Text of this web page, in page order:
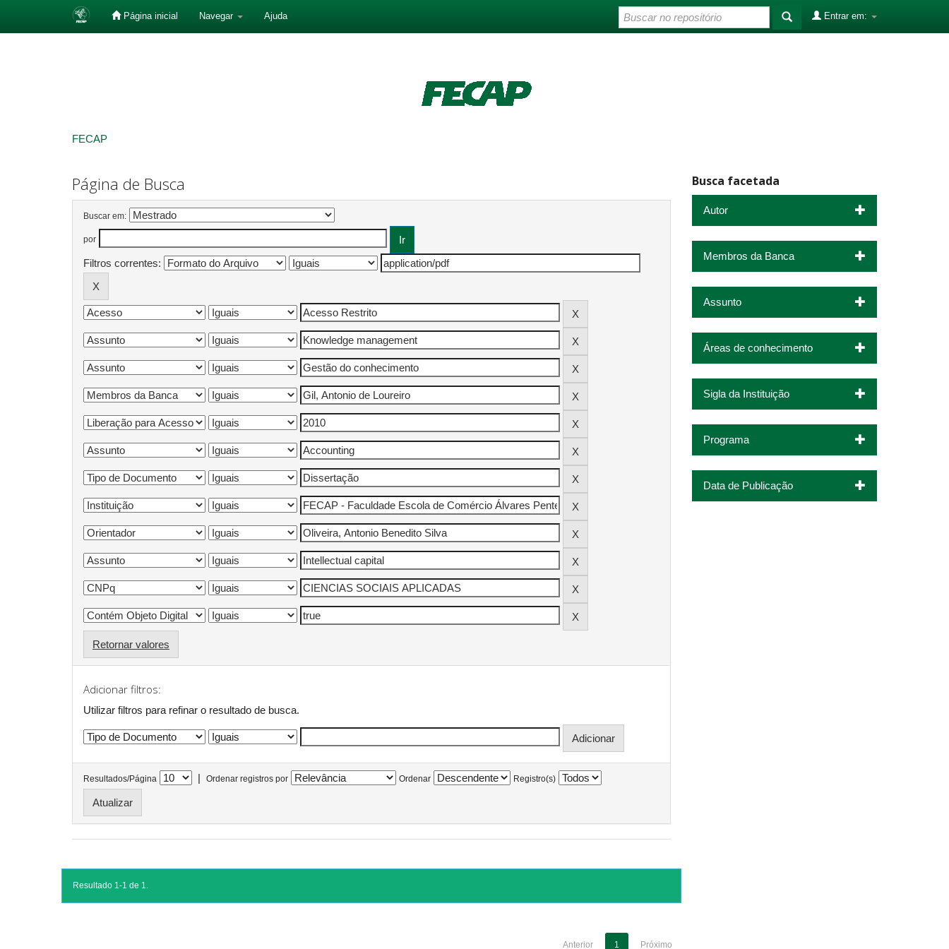
Página inicial Navegar Ajuda Entrar em:
FECAP
Página de Busca
Buscar em:
por
Filtros correntes:
Retornar valores
Adicionar filtros:
Utilizar filtros para refinar o resultado de busca.
Resultados/Página | Ordenar registros por Ordenar Registro(s)
Resultado 1-1 de 1.
Anterior 1 Próximo
Busca facetada
Autor
Membros da Banca
Assunto
Áreas de conhecimento
Sigla da Instituição
Programa
Data de Publicação